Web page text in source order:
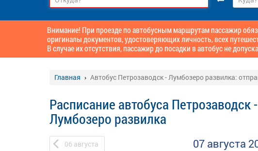
Внимание! При проезде по автобусным маршрутам пассажир
оригиналы документов, удостоверяющих личность, всех
В случае их отсутствия, пассажир до посадки в автобус не
Главная Автобус Петрозаводск - Лумбозеро развилка:
Расписание автобуса Петрозаводск -
Лумбозеро развилка
06 августа 07 августа